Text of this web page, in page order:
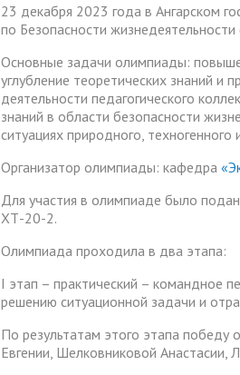
23 декабря 2023 года в Ангарском
по Безопасности
Основные задачи олимпиады:
углубление теоретических знаний и
деятельности педагогического
знаний в области безопасности
ситуациях природного, техногенного
Организатор олимпиады: кафедра
Для участия в олимпиаде было
ХТ-20-2.
Олимпиада проходила в два этапа:
I этап – практический – командное
решению ситуационной задачи и
По результатам этого этапа
Евгении, Шелковниковой Анастасии,